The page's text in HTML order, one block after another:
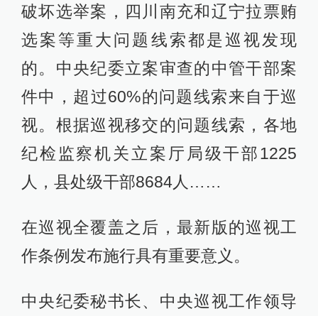
破坏选举案，四川南充和辽宁拉票贿
选案等重大问题线索都是巡视发现
的。中央纪委立案审查的中管干部案
件中，超过60%的问题线索来自于巡
视。根据巡视移交的问题线索，各地
纪检监察机关立案厅局级干部1225
人，县处级干部8684人……
在巡视全覆盖之后，最新版的巡视工
作条例发布施行具有重要意义。
中央纪委秘书长、中央巡视工作领导